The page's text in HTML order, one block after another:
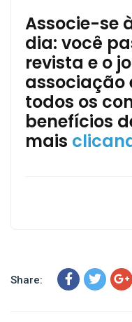
Associe-se
dia: você
revista e o
associação
todos os
benefícios
mais
Share: